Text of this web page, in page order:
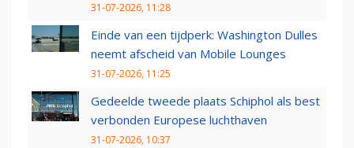
31-07-2026, 11:28
Einde van een tijdperk: Washington Dulles
neemt afscheid van Mobile Lounges
31-07-2026, 11:25
Gedeelde tweede plaats Schiphol als best
verbonden Europese luchthaven
31-07-2026, 10:37